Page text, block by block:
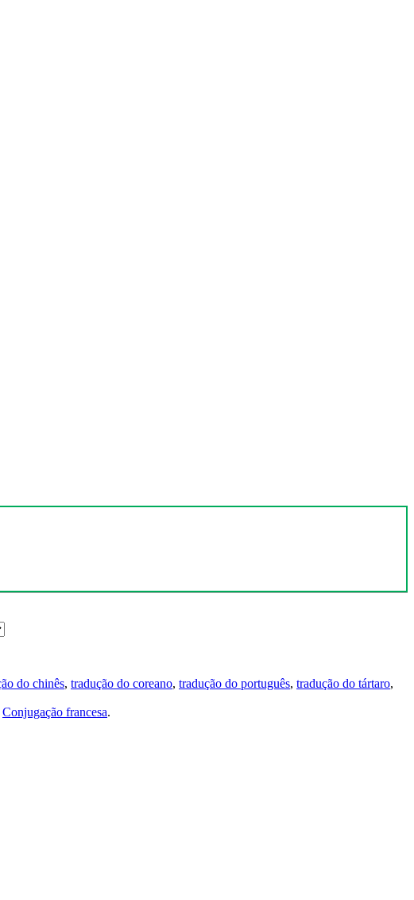
do chinês, tradução do coreano, tradução do português, tradução do tártaro,
Conjugação francesa.